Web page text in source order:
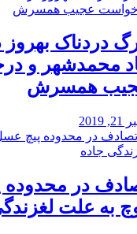
دردناک
محمدشهر و
همسرش
در
به علت